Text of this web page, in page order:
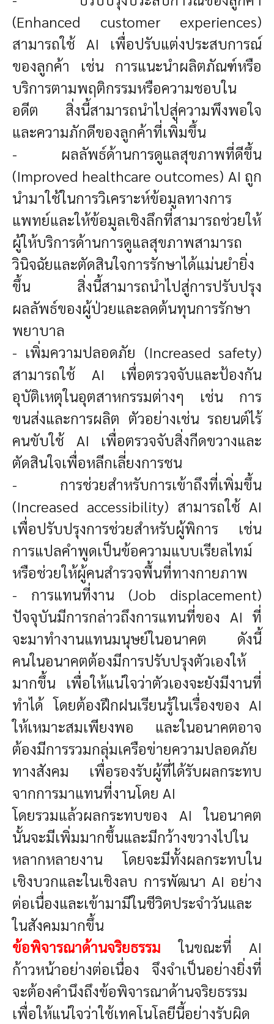
(Enhanced customer experiences)
สามารถใช้ AI เพื่อปรับแต่งประสบการณ์
ของลูกค้า เช่น การแนะนำผลิตภัณฑ์หรือ
บริการตามพฤติกรรมหรือความชอบใน
อดีต สิ่งนี้สามารถนำไปสู่ความพึงพอใจ
และความภักดีของลูกค้าที่เพิ่มขึ้น
- ผลลัพธ์ด้านการดูแลสุขภาพที่ดีขึ้น
(Improved healthcare outcomes) AI ถูก
นำมาใช้ในการวิเคราะห์ข้อมูลทางการ
แพทย์และให้ข้อมูลเชิงลึกที่สามารถช่วยให้
ผู้ให้บริการด้านการดูแลสุขภาพสามารถ
วินิจฉัยและตัดสินใจการรักษาได้แม่นยำยิ่ง
ขึ้น สิ่งนี้สามารถนำไปสู่การปรับปรุง
ผลลัพธ์ของผู้ป่วยและลดต้นทุนการรักษา
พยาบาล
- เพิ่มความปลอดภัย (Increased safety)
สามารถใช้ AI เพื่อตรวจจับและป้องกัน
อุบัติเหตุในอุตสาหกรรมต่างๆ เช่น การ
ขนส่งและการผลิต ตัวอย่างเช่น รถยนต์ไร้
คนขับใช้ AI เพื่อตรวจจับสิ่งกีดขวางและ
ตัดสินใจเพื่อหลีกเลี่ยงการชน
- การช่วยสำหรับการเข้าถึงที่เพิ่มขึ้น
(Increased accessibility) สามารถใช้ AI
เพื่อปรับปรุงการช่วยสำหรับผู้พิการ เช่น
การแปลคำพูดเป็นข้อความแบบเรียลไทม์
หรือช่วยให้ผู้คนสำรวจพื้นที่ทางกายภาพ
- การแทนที่งาน (Job displacement)
ปัจจุบันมีการกล่าวถึงการแทนที่ของ AI ที่
จะมาทำงานแทนมนุษย์ในอนาคต ดังนี้
คนในอนาคตต้องมีการปรับปรุงตัวเองให้
มากขึ้น เพื่อให้แน่ใจว่าตัวเองจะยังมีงานที่
ทำได้ โดยต้องฝึกฝนเรียนรู้ในเรื่องของ AI
ให้เหมาะสมเพียงพอ และในอนาคตอาจ
ต้องมีการรวมกลุ่มเครือข่ายความปลอดภัย
ทางสังคม เพื่อรองรับผู้ที่ได้รับผลกระทบ
จากการมาแทนที่งานโดย AI
โดยรวมแล้วผลกระทบของ AI ในอนาคต
นั้นจะมีเพิ่มมากขึ้นและมีกว้างขวางไปใน
หลากหลายงาน โดยจะมีทั้งผลกระทบใน
เชิงบวกและในเชิงลบ การพัฒนา AI อย่าง
ต่อเนื่องและเข้ามามีในชีวิตประจำวันและ
ในสังคมมากขึ้น
ข้อพิจารณาด้านจริยธรรมในขณะที่ AI
ก้าวหน้าอย่างต่อเนื่อง จึงจำเป็นอย่างยิ่งที่
จะต้องคำนึงถึงข้อพิจารณาด้านจริยธรรม
เพื่อให้แน่ใจว่าใช้เทคโนโลยีนี้อย่างรับผิด